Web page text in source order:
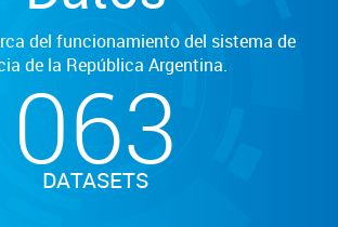
del funcionamiento del sistema de
de la República Argentina.
063
DATASETS